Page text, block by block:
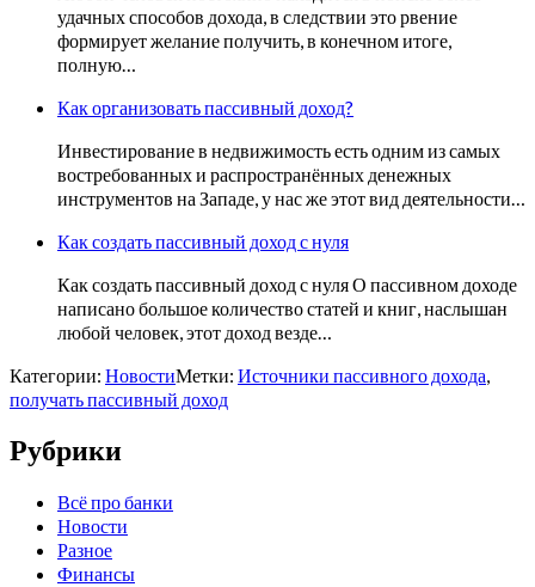
удачных способов дохода, в следствии это рвение
формирует желание получить, в конечном итоге,
полную…
Как организовать пассивный доход?
Инвестирование в недвижимость есть одним из самых
востребованных и распространённых денежных
инструментов на Западе, у нас же этот вид деятельности…
Как создать пассивный доход с нуля
Как создать пассивный доход с нуля О пассивном доходе
написано большое количество статей и книг, наслышан
любой человек, этот доход везде…
Категории: НовостиМетки: Источники пассивного дохода
получать пассивный доход
Рубрики
Всё про банки
Новости
Разное
Финансы